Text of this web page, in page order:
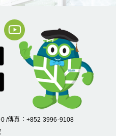
/傳真：+852 3996-9108